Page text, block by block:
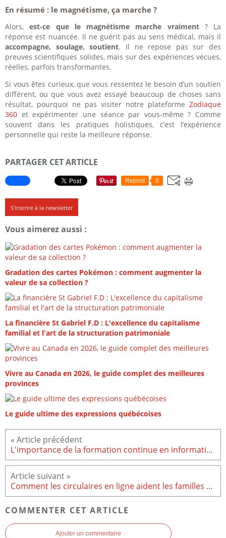
En résumé : le magnétisme, ça marche ?
Alors,est-ce que le magnétisme marche vraiment? La
réponse est nuancée. Il ne guérit pas au sens médical, mais il
accompagne, soulage, soutient. Il ne repose pas sur des
preuves scientifiques solides, mais sur des expériences vécues,
réelles, parfois transformantes.
Si vous êtes curieux, que vous ressentez le besoin d’un soutien
différent, ou que vous avez essayé beaucoup de choses sans
résultat, pourquoi ne pas visiter notre plateforme Zodiaque
360 et expérimenter une séance par vous-même ? Comme
souvent dans les pratiques holistiques, c’est l’expérience
personnelle qui reste la meilleure réponse.
PARTAGER CET ARTICLE
Repost 0
S'inscrire à la newsletter
Vous aimerez aussi :
Gradation des cartes Pokémon : comment augmenter la
valeur de sa collection ?
La financière St Gabriel F.D : L'excellence du capitalisme
familial et l'art de la structuration patrimoniale
Vivre au Canada en 2026, le guide complet des meilleures
provinces
Le guide ultime des expressions québécoises
L'importance de la formation continue en informatique
Comment les circulaires en ligne aident les familles à respecter leur budget
COMMENTER CET ARTICLE
Ajouter un commentaire